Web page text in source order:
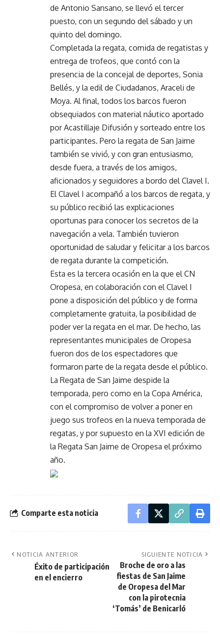
de Antonio Sansano, se llevó el tercer
puesto, con un segundo del sábado y un
quinto del domingo.
Completada la regata, comida de regatistas y
entrega de trofeos, que contó con la
presencia de la concejal de deportes, Sonia
Bellés, y la edil de Ciudadanos, Araceli de
Moya. Al final, todos los barcos fueron
obsequiados con material náutico aportado
por Acastillaje Difusión y sorteado entre los
participantes. Pero la regata de San Jaime
también se vivió, y con gran entusiasmo,
desde fuera, a través de los amigos,
aficionados y seguidores a bordo del Clavel I.
El Clavel I acompañó a los barcos de regata, y
su público recibió las explicaciones
oportunas para conocer los secretos de la
navegación a vela. También tuvieron
oportunidad de saludar y felicitar a los barcos
de regata durante la competición.
Esta es la tercera ocasión en la que el CN
Oropesa, en colaboración con el Clavel I
pone a disposición del público y de forma
completamente gratuita, la posibilidad de
poder ver la regata en el mar. De hecho, las
representantes municipales de Oropesa
fueron dos de los espectadores que
formaron parte de la regata desde el público.
La Regata de San Jaime despide la
temporada, pero como en la Copa América,
con el compromiso de volver a poner en
juego sus trofeos en la nueva temporada de
regatas, y por supuesto en la XVI edición de
la Regata San Jaime de Oropesa el próximo
año.
Comparte esta noticia
NOTICIA ANTERIOR
Éxito de participación
en el encierro
SIGUIENTE NOTICIA
Broche de oro a las
fiestas de San Jaime
de Oropesa del Mar
con la pirotecnia
‘Tomás’ de Benicarló